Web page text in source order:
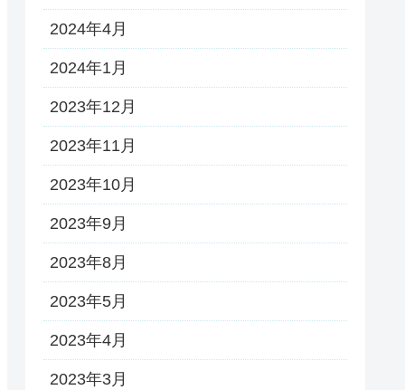
2024年4月
2024年1月
2023年12月
2023年11月
2023年10月
2023年9月
2023年8月
2023年5月
2023年4月
2023年3月